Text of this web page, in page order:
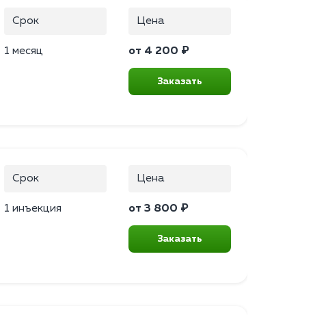
Срок
1 месяц
Цена
от 4 200 ₽
Заказать
Срок
1 инъекция
Цена
от 3 800 ₽
Заказать